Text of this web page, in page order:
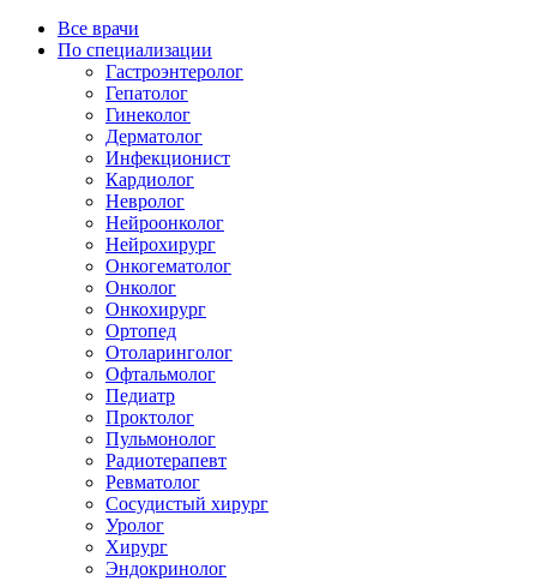
Все врачи
По специализации
Гастроэнтеролог
Гепатолог
Гинеколог
Дерматолог
Инфекционист
Кардиолог
Невролог
Нейроонколог
Нейрохирург
Онкогематолог
Онколог
Онкохирург
Ортопед
Отоларинголог
Офтальмолог
Педиатр
Проктолог
Пульмонолог
Радиотерапевт
Ревматолог
Сосудистый хирург
Уролог
Хирург
Эндокринолог